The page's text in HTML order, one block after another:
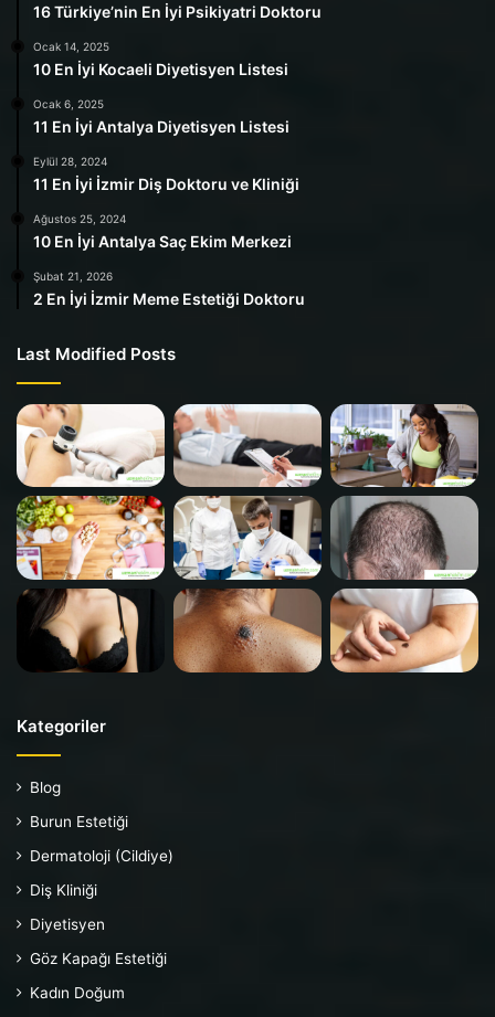
16 Türkiye’nin En İyi Psikiyatri Doktoru
Ocak 14, 2025
10 En İyi Kocaeli Diyetisyen Listesi
Ocak 6, 2025
11 En İyi Antalya Diyetisyen Listesi
Eylül 28, 2024
11 En İyi İzmir Diş Doktoru ve Kliniği
Ağustos 25, 2024
10 En İyi Antalya Saç Ekim Merkezi
Şubat 21, 2026
2 En İyi İzmir Meme Estetiği Doktoru
Last Modified Posts
Kategoriler
Blog
Burun Estetiği
Dermatoloji (Cildiye)
Diş Kliniği
Diyetisyen
Göz Kapağı Estetiği
Kadın Doğum